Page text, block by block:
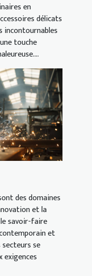
en
délicats
incontournables
touche
des domaines
et la
savoir-faire
et
secteurs se